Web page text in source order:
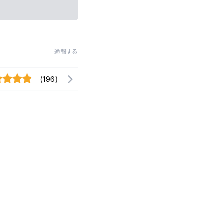
通報する
(196)